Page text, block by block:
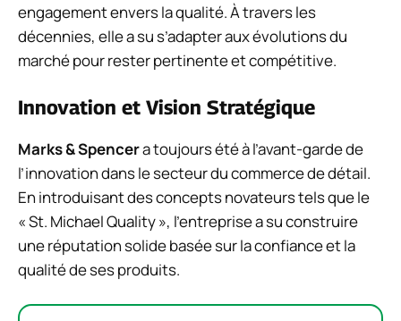
engagement envers la qualité. À travers les
décennies, elle a su s’adapter aux évolutions du
marché pour rester pertinente et compétitive.
Innovation et Vision Stratégique
Marks & Spencera toujours été à l’avant-garde de
l’innovation dans le secteur du commerce de détail.
En introduisant des concepts novateurs tels que le
« St. Michael Quality », l’entreprise a su construire
une réputation solide basée sur la confiance et la
qualité de ses produits.